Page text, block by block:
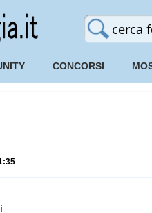
CONCORSI